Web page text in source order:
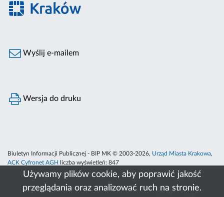
Używamy plików cookie, aby poprawić jakość
przeglądania oraz analizować ruch na stronie.
Wyślij e-mailem
Wersja do druku
Biuletyn Informacji Publicznej - BIP MK © 2003-2026, Urząd Miasta Krakowa,
ACK Cyfronet AGH
liczba wyświetleń: 847